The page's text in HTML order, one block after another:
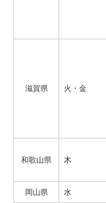
滋賀県 火・金
和歌山県 木
岡山県 水